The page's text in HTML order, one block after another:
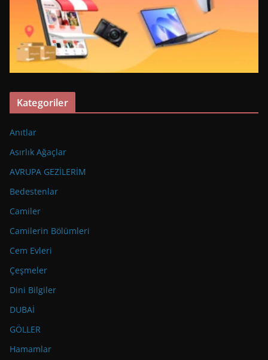
Kategoriler
Anıtlar
Asırlık Ağaçlar
AVRUPA GEZİLERİM
Bedestenlar
Camiler
Camilerin Bölümleri
Cem Evleri
Çeşmeler
Dini Bilgiler
DUBAİ
GÖLLER
Hamamlar